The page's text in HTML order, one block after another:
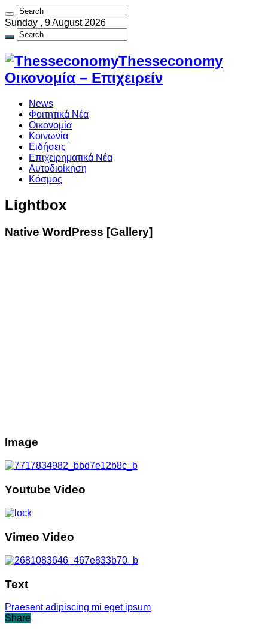
Sunday , 9 August 2026
Thesseconomy
Οικονομία – Επιχειρείν
News
Φοιτητικά Νέα
Οικονομία
Κοινωνία
Ειδήσεις
Επιχειρηματικά Νέα
Αυτοδιοίκηση
Κόσμος
Lightbox
Native WordPress [Gallery]
Image
Youtube Video
Vimeo Video
Text
Praesent adipiscing mi eget ipsum
Share